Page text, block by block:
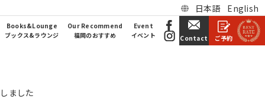
日本語 English
ご予約
Contact
Books&Lounge
ブックス&ラウンジ
Our Recommend
福岡のおすすめ
Event
イベント
ました